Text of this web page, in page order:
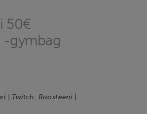
50€
-gymbag
| Twitch: Roosteeni |